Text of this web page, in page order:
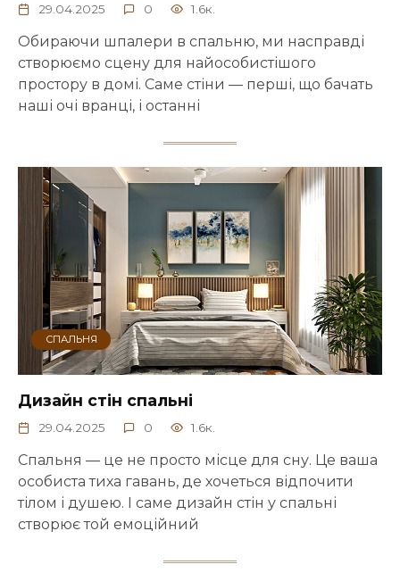
29.04.2025 0 1.6к.
Обираючи шпалери в спальню, ми насправді
створюємо сцену для найособистішого
простору в домі. Саме стіни — перші, що бачать
наші очі вранці, і останні
СПАЛЬНЯ
Дизайн стін спальні
29.04.2025 0 1.6к.
Спальня — це не просто місце для сну. Це ваша
особиста тиха гавань, де хочеться відпочити
тілом і душею. І саме дизайн стін у спальні
створює той емоційний